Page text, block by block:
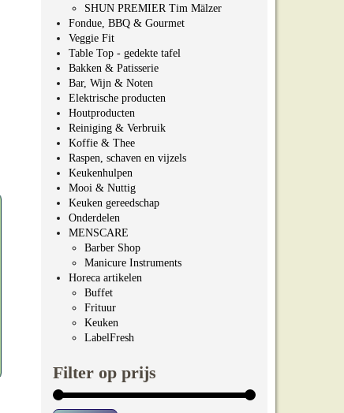
SHUN PREMIER Tim Mälzer
Fondue, BBQ & Gourmet
Veggie Fit
Table Top - gedekte tafel
Bakken & Patisserie
Bar, Wijn & Noten
Elektrische producten
Houtproducten
Reiniging & Verbruik
Koffie & Thee
Raspen, schaven en vijzels
Keukenhulpen
Mooi & Nuttig
Keuken gereedschap
Onderdelen
MENSCARE
Barber Shop
Manicure Instruments
Horeca artikelen
Buffet
Frituur
Keuken
LabelFresh
Filter op prijs